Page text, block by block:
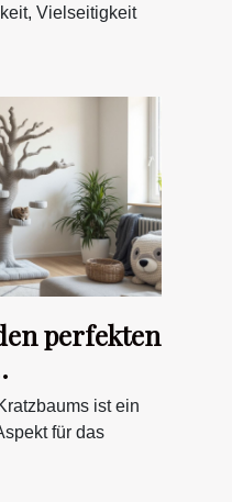
Vielseitigkeit
perfekten
ist ein
für das